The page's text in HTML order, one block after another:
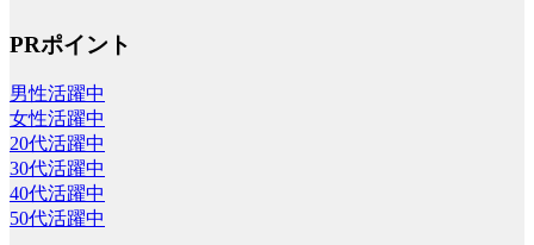
PRポイント
男性活躍中
女性活躍中
20代活躍中
30代活躍中
40代活躍中
50代活躍中